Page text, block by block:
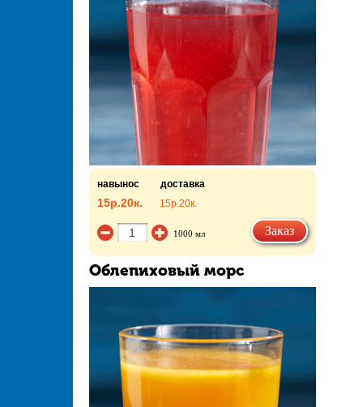
навынос доставка
15р.20к. 15р.20к.
1000 мл Заказ
Облепиховый морс